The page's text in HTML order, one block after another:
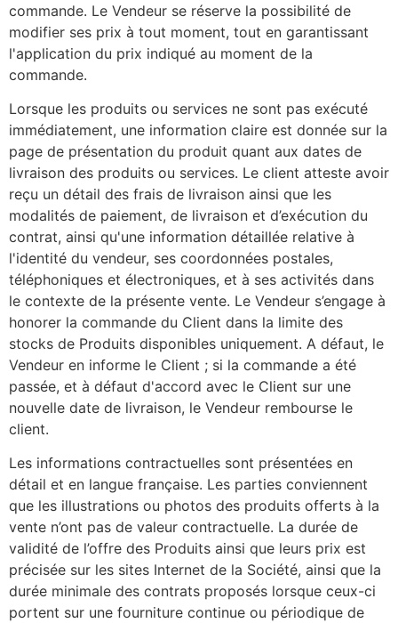
commande. Le Vendeur se réserve la possibilité de
modifier ses prix à tout moment, tout en garantissant
l'application du prix indiqué au moment de la
commande.
Lorsque les produits ou services ne sont pas exécuté
immédiatement, une information claire est donnée sur la
page de présentation du produit quant aux dates de
livraison des produits ou services. Le client atteste avoir
reçu un détail des frais de livraison ainsi que les
modalités de paiement, de livraison et d’exécution du
contrat, ainsi qu'une information détaillée relative à
l'identité du vendeur, ses coordonnées postales,
téléphoniques et électroniques, et à ses activités dans
le contexte de la présente vente. Le Vendeur s’engage à
honorer la commande du Client dans la limite des
stocks de Produits disponibles uniquement. A défaut, le
Vendeur en informe le Client ; si la commande a été
passée, et à défaut d'accord avec le Client sur une
nouvelle date de livraison, le Vendeur rembourse le
client.
Les informations contractuelles sont présentées en
détail et en langue française. Les parties conviennent
que les illustrations ou photos des produits offerts à la
vente n’ont pas de valeur contractuelle. La durée de
validité de l’offre des Produits ainsi que leurs prix est
précisée sur les sites Internet de la Société, ainsi que la
durée minimale des contrats proposés lorsque ceux-ci
portent sur une fourniture continue ou périodique de